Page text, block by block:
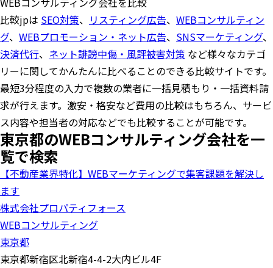
比較jpは SEO対策、 リスティング広告、 WEBコンサルティン
グ、 WEBプロモーション・ネット広告、 SNSマーケティング、
決済代行、 ネット誹謗中傷・風評被害対策 など様々なカテゴ
リーに関してかんたんに比べることのできる比較サイトです。
最短3分程度の入力で複数の業者に一括見積もり・一括資料請
求が行えます。激安・格安など費用の比較はもちろん、サービ
ス内容や担当者の対応などでも比較することが可能です。
東京都のWEBコンサルティング会社を一
覧で検索
【不動産業界特化】WEBマーケティングで集客課題を解決し
ます
株式会社プロパティフォース
WEBコンサルティング
東京都
東京都新宿区北新宿4-4-2大内ビル4F